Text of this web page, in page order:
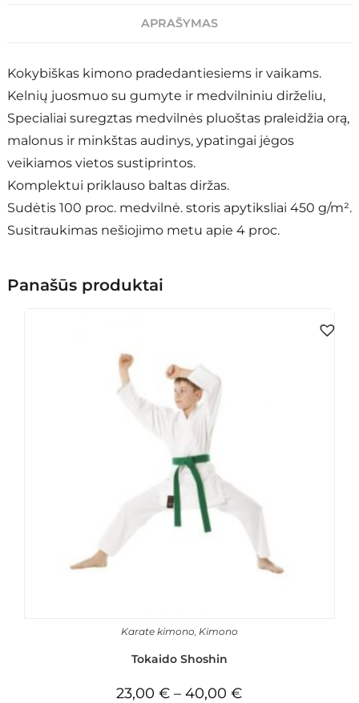
APRAŠYMAS
Kokybiškas kimono pradedantiesiems ir vaikams.
Kelnių juosmuo su gumyte ir medvilniniu dirželiu,
Specialiai suregztas medvilnės pluoštas praleidžia orą,
malonus ir minkštas audinys, ypatingai jėgos
veikiamos vietos sustiprintos.
Komplektui priklauso baltas diržas.
Sudėtis 100 proc. medvilnė. storis apytiksliai 450 g/m².
Susitraukimas nešiojimo metu apie 4 proc.
Panašūs produktai
Karate kimono Kimono
Tokaido Shoshin
23,00€ – 40,00€